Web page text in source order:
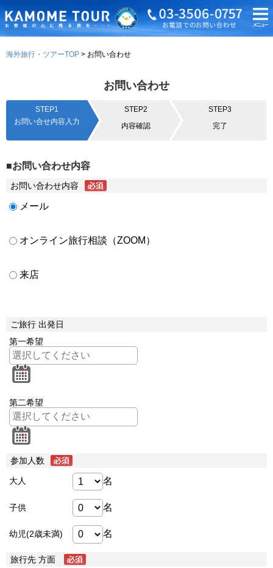
海外旅行・ツアーTOP お問い合わせ
お問い合わせ
STEP1
お問い合せ内容入力
STEP2
内容確認
STEP3
完了
■お問い合わせ内容
お問い合わせ内容
メール
オンライン旅行相談（ZOOM）
来店
ご旅行 出発日
第一希望
第二希望
参加人数
大人 名
子供 名
幼児(2歳未満) 名
旅行先 方面